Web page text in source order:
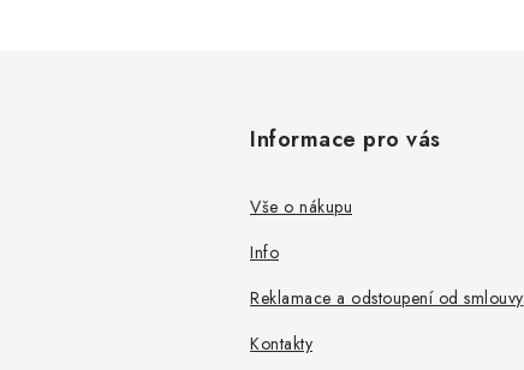
Informace pro vás
Vše o nákupu
Info
Reklamace a odstoupení od smlouvy
Kontakty